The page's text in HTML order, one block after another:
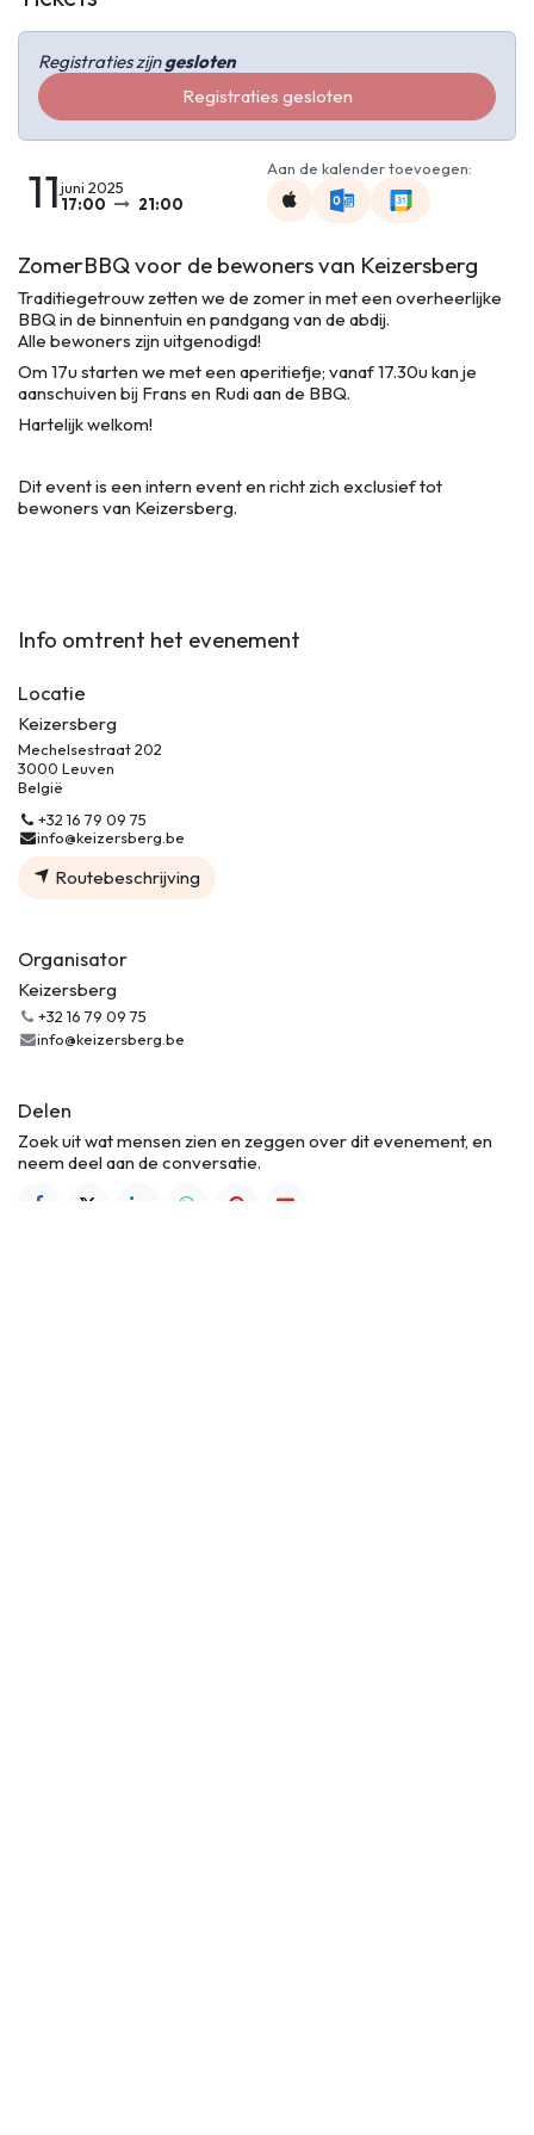
Registraties zijngesloten
Registraties gesloten
11juni 2025
17:00
21:00
Aan de kalender toevoegen:
ZomerBBQ voor de bewoners van Keizersberg
Traditiegetrouw zetten we de zomer in met een overheerlijke
BBQ in de binnentuin en pandgang van de abdij.
Alle bewoners zijn uitgenodigd!
Om 17u starten we met een aperitiefje; vanaf 17.30u kan je
aanschuiven bij Frans en Rudi aan de BBQ.
Hartelijk welkom!
Dit event is een intern event en richt zich exclusief tot
bewoners van Keizersberg.
Info omtrent het evenement
Locatie
Keizersberg
Mechelsestraat 202
3000 Leuven
België
+32 16 79 09 75
info@keizersberg.be
Routebeschrijving
Organisator
Keizersberg
+32 16 79 09 75
info@keizersberg.be
Delen
Zoek uit wat mensen zien en zeggen over dit evenement, en
neem deel aan de conversatie.